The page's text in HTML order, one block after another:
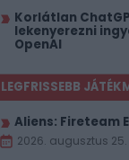
Korlátlan
lekenyerezni
OpenAI
LEGFRISSEBB
Aliens: Fireteam
2026. augusztus 25.